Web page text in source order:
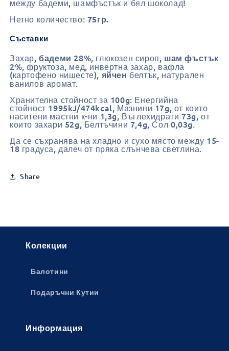
между бадеми, шамфъстък и бял шоколад!
Нетно количество: 75гр.
Съставки
Захар,бадеми 28%, глюкозен сироп, шам фъстък
2%, фруктоза, мед, инвертна захар, вафла
(картофено нишесте), яйчен белтък, натурален
ванилов аромат.
Хранителна стойност за 100g: Енергийна
стойност 1995kJ/474kcal, Мазнини 17g, от които
наситени мастни к-ни 1,3g, Въглехидрати 73g, от
които захари 52g, Белтъчини 7,4g, Сол 0,03g.
Да се съхранява на хладно и сухо място между 15-
18 градуса, далеч от пряка слънчева светлина.
Share
Колекции
Балотини
Подаръчни Кутии
Информация